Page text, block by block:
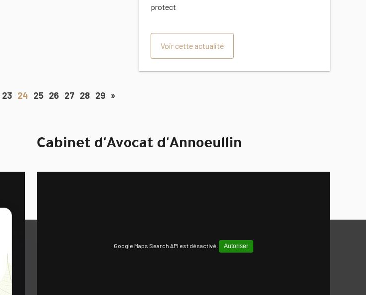
protect
Voir cette actualité
23 24 25 26 27 28 29 »
Cabinet d'Avocat d'Annoeullin
Google Maps Search API est désactivé. Autoriser